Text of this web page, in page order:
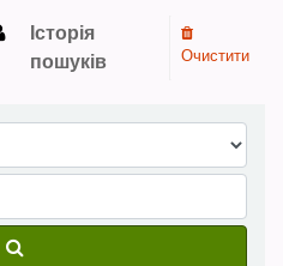
каталог
Історія
пошуків
Очистити